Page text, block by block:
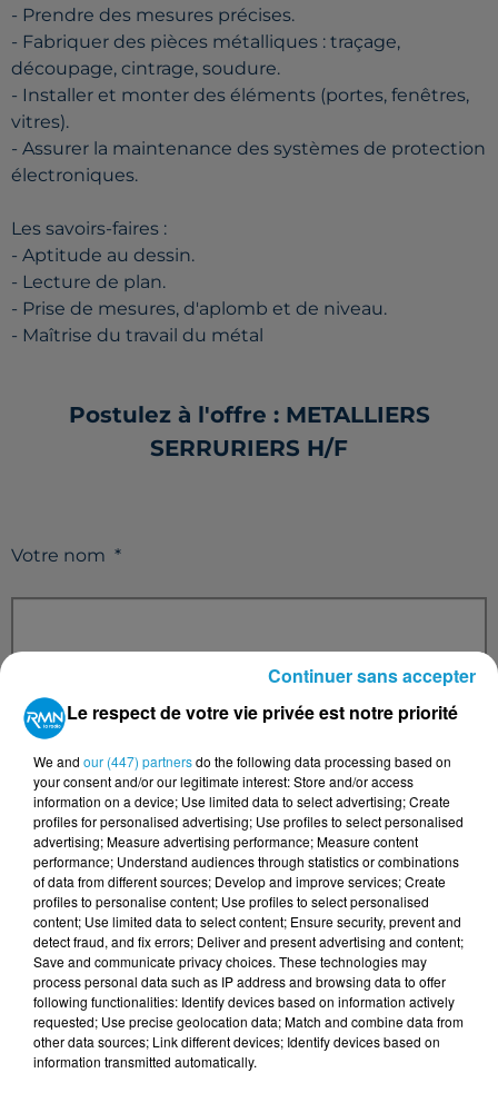
- Prendre des mesures précises.
- Fabriquer des pièces métalliques : traçage,
découpage, cintrage, soudure.
- Installer et monter des éléments (portes, fenêtres,
vitres).
- Assurer la maintenance des systèmes de protection
électroniques.
Les savoirs-faires :
- Aptitude au dessin.
- Lecture de plan.
- Prise de mesures, d'aplomb et de niveau.
- Maîtrise du travail du métal
Postulez à l'offre : METALLIERS
SERRURIERS H/F
Votre nom *
Votre n° de téléphone*
Votre message*
Le respect de votre vie privée est notre priorité
We and our (447) partnersdo the following data processing based on
your consent and/or our legitimate interest: Store and/or access
information on a device; Use limited data to select advertising; Create
profiles for personalised advertising; Use profiles to select personalised
advertising; Measure advertising performance; Measure content
performance; Understand audiences through statistics or combinations
of data from different sources; Develop and improve services; Create
profiles to personalise content; Use profiles to select personalised
content; Use limited data to select content; Ensure security, prevent and
detect fraud, and fix errors; Deliver and present advertising and content;
Save and communicate privacy choices. These technologies may
process personal data such as IP address and browsing data to offer
following functionalities: Identify devices based on information actively
requested; Use precise geolocation data; Match and combine data from
other data sources; Link different devices; Identify devices based on
information transmitted automatically.
Continuer sans accepter